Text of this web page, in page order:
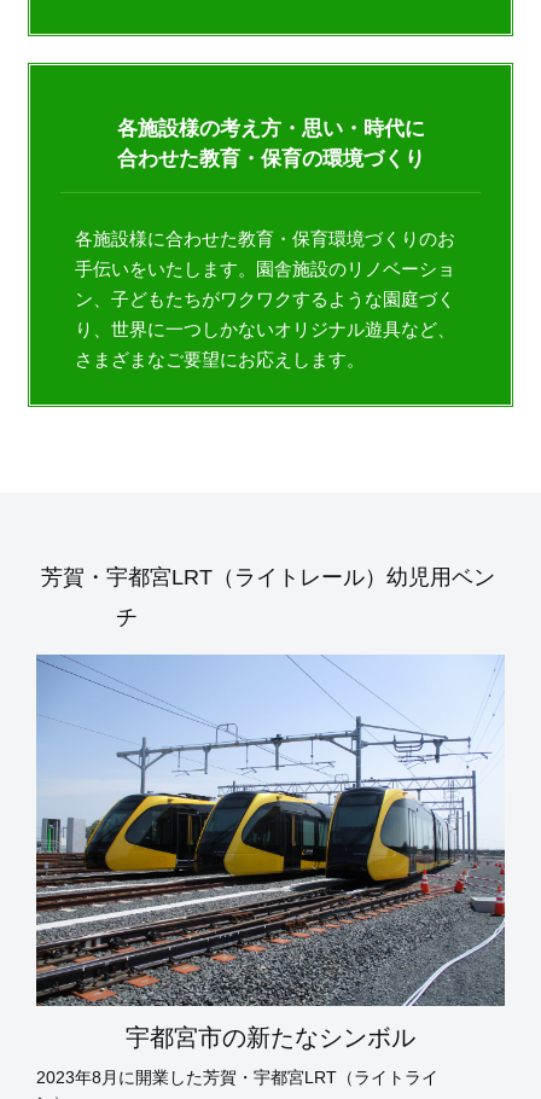
各施設様の考え方・思い・時代に
合わせた教育・保育の環境づくり
各施設様に合わせた教育・保育環境づくりのお
手伝いをいたします。園舎施設のリノベーショ
ン、子どもたちがワクワクするような園庭づく
り、世界に一つしかないオリジナル遊具など、
さまざまなご要望にお応えします。
芳賀・宇都宮LRT（ライトレール）幼児用ベン
チ
宇都宮市の新たなシンボル
2023年8月に開業した芳賀・宇都宮LRT（ライトライ